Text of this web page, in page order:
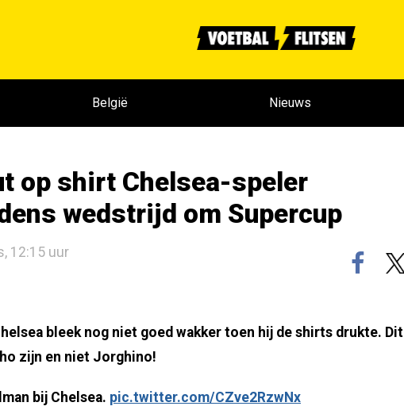
België Nieuws
op shirt Chelsea-speler
wedstrijd om Supercup
12:15 uur
bleek nog niet goed wakker toen hij de shirts drukte. Dit
zijn en niet Jorghino!
bij Chelsea. pic.twitter.com/CZve2RzwNx